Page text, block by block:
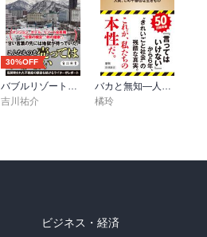
30%OFF
バブルリゾートの現在地 区分所有という迷宮
吉川祐介
バカと無知―人間、この不都合な生きもの―（新潮新書）
橘玲
ビジネス・経済